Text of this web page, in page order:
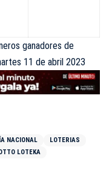
ganadores de
11 de abril 2023
NACIONAL
LOTERIAS
LOTEKA